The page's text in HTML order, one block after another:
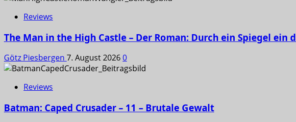
Reviews
The Man in the High Castle – Der Roman: Durch ein Spiegel ein
Götz Piesbergen 7. August 20260
Reviews
Batman: Caped Crusader – 11 – Brutale Gewalt